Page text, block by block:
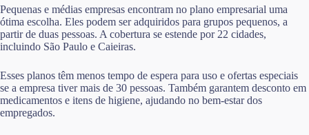
Pequenas e médias empresas encontram no plano empresarial uma
ótima escolha. Eles podem ser adquiridos para grupos pequenos, a
partir de duas pessoas. A cobertura se estende por 22 cidades,
incluindo São Paulo e Caieiras.
Esses planos têm menos tempo de espera para uso e ofertas especiais
se a empresa tiver mais de 30 pessoas. Também garantem desconto em
medicamentos e itens de higiene, ajudando no bem-estar dos
empregados.